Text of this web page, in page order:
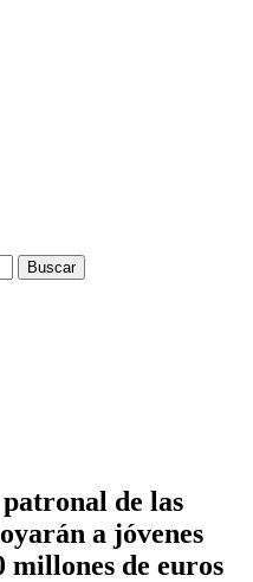
de las
a jóvenes
millones de euros